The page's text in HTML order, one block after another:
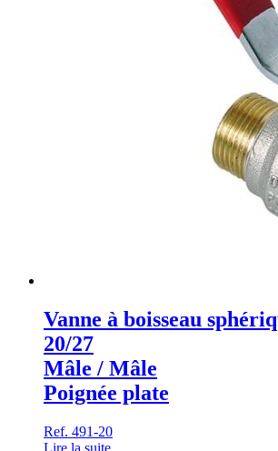
Vanne à boisseau
20/27
Mâle / Mâle
Poignée plate
Ref. 491-20